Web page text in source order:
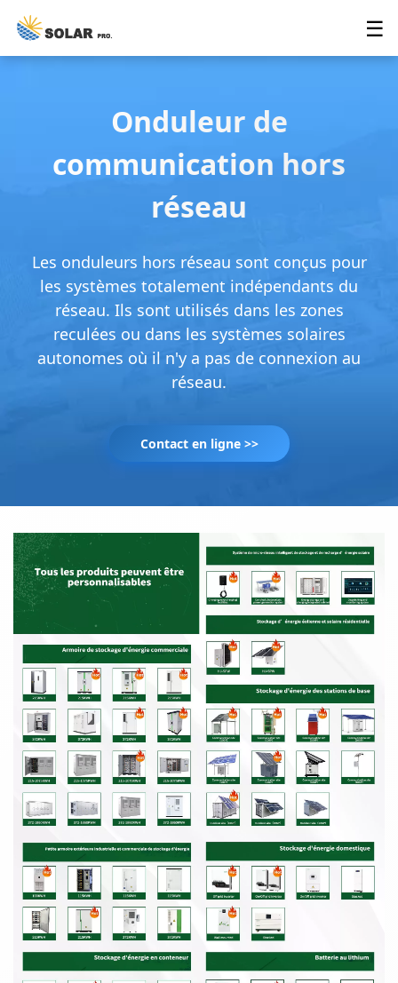
☰
Onduleur de
communication hors
réseau
Les onduleurs hors réseau sont conçus pour
les systèmes totalement indépendants du
réseau. Ils sont utilisés dans les zones
reculées ou dans les systèmes solaires
autonomes où il n'y a pas de connexion au
réseau.
Contact en ligne >>